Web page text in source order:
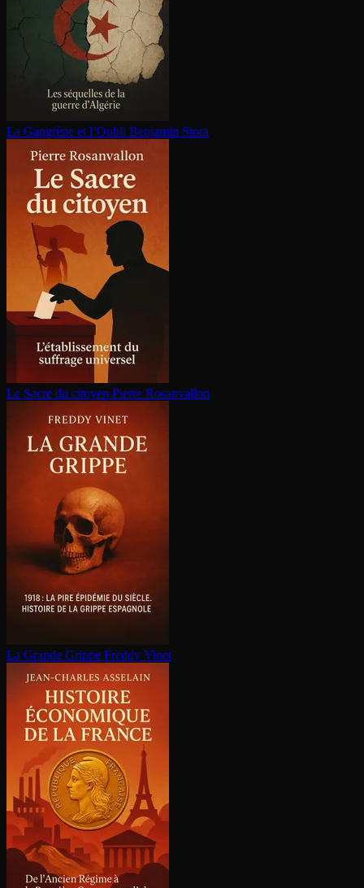
La Gangrène et l’Oubli Benjamin Stora
Le Sacre du citoyen Pierre Rosanvallon
La Grande Grippe Freddy Vinet